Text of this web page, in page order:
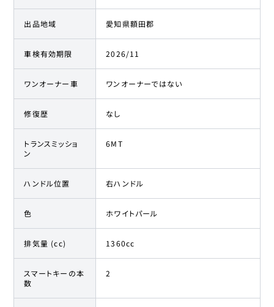
出品地域 愛知県額田郡
車検有効期限 2026/11
ワンオーナー車 ワンオーナーではない
修復歴 なし
トランスミッショ
ン
6MT
ハンドル位置 右ハンドル
色 ホワイトパール
排気量 (cc) 1360cc
スマートキーの本
数
2